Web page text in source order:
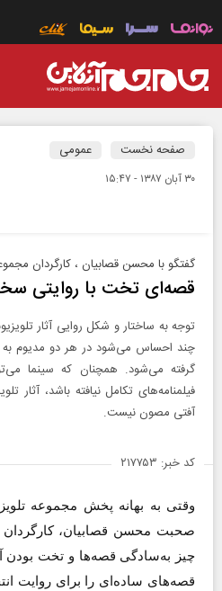
صفحه نخست عمومی
۳۰ آبان ۱۳۸۷ - ۱۵:۴۷
گفتگو با محسن قصابیان ، کارگردان
قصه‌ای تخت با روایتی
توجه به ساختار و شکل روایی آثار
چند احساس می‌شود در هر دو مدیوم به
گرفته می‌شود. همچنان که سینما
فیلمنامه‌های تکامل نیافته باشد، آثار
آفتی مصون نیست.
کد خبر: ۲۱۷۷۵۳
وقتی به بهانه پخش مجموعه
صحبت محسن قصابیان، کارگردان
چیز به‌سادگی قصه‌ها و تخت بودن
قصه‌های ساده‌ای را برای روایت